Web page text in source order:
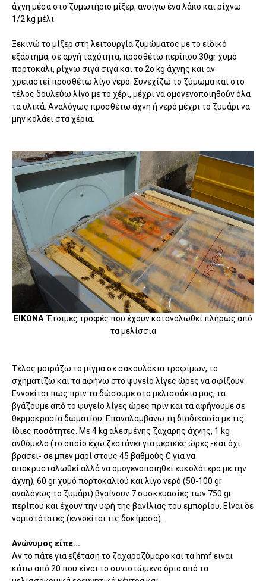
άχνη μέσα στο ζυμωτήριο μίξερ, ανοίγω ένα λάκο και ρίχνω
1/2 kg μέλι.
Ξεκινώ το μίξερ στη λειτουργία ζυμώματος με το ειδικό
εξάρτημα, σε αργή ταχύτητα, προσθέτω περίπου 30gr χυμό
πορτοκάλι, ρίχνω σιγά σιγά και το 2ο kg άχνης και αν
χρειαστεί προσθέτω λίγο νερό. Συνεχίζω το ζύμωμα και στο
τέλος δουλεύω λίγο με το χέρι, μέχρι να ομογενοποιηθούν όλα
τα υλικά. Αναλόγως προσθέτω άχνη ή νερό μέχρι το ζυμάρι να
μην κολάει στα χέρια.
ΕΙΚΟΝΑ Έτοιμες τροφές που έχουν καταναλωθεί πλήρως από
τα μελίσσια
Τέλος μοιράζω το μίγμα σε σακουλάκια τροφίμων, το
σχηματίζω και τα αφήνω στο ψυγείο λίγες ώρες να σφίξουν.
Εννοείται πως πριν τα δώσουμε στα μελισσάκια μας, τα
βγάζουμε από το ψυγείο λίγες ώρες πριν και τα αφήνουμε σε
θερμοκρασία δωματίου. Επαναλαμβάνω τη διαδικασία με τις
ίδιες ποσότητες. Με 4 kg αλεσμένης ζάχαρης άχνης, 1 kg
ανθόμελο (το οποίο έχω ζεστάνει για μερικές ώρες -και όχι
βράσει- σε μπεν μαρί στους 45 βαθμούς C για να
αποκρυσταλωθεί αλλά να ομογενοποιηθεί ευκολότερα με την
άχνη), 60 gr χυμό πορτοκαλιού και λίγο νερό (50-100 gr
αναλόγως το ζυμάρι) βγαίνουν 7 συσκευασίες των 750 gr
περίπου και έχουν την υφή της βανίλιας του εμπορίου. Είναι δε
νομιστότατες (εννοείται τις δοκίμασα).
Ανώνυμος είπε...
Αν το πάτε για εξέταση το ζαχαροζύμαρο και τα hmf ειναι
κάτω από 20 που είναι το συνιστώμενο όριο από τα